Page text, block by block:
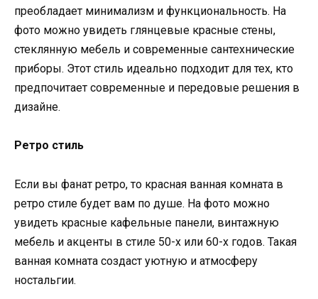
преобладает минимализм и функциональность. На
фото можно увидеть глянцевые красные стены,
стеклянную мебель и современные сантехнические
приборы. Этот стиль идеально подходит для тех, кто
предпочитает современные и передовые решения в
дизайне.
Ретро стиль
Если вы фанат ретро, то красная ванная комната в
ретро стиле будет вам по душе. На фото можно
увидеть красные кафельные панели, винтажную
мебель и акценты в стиле 50-х или 60-х годов. Такая
ванная комната создаст уютную и атмосферу
ностальгии.